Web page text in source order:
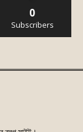
0
Subscribers